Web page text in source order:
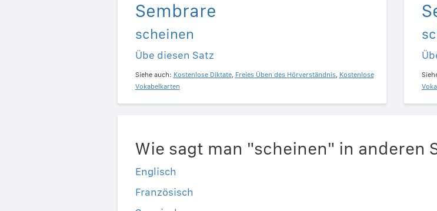
Sembrare
scheinen
Übe diesen Satz
Siehe auch: Kostenlose Diktate, Freies Üben des Hörverständnis, Kostenlose
Vokabelkarten
Wie sagt man "scheinen" in anderen
Englisch
Französisch